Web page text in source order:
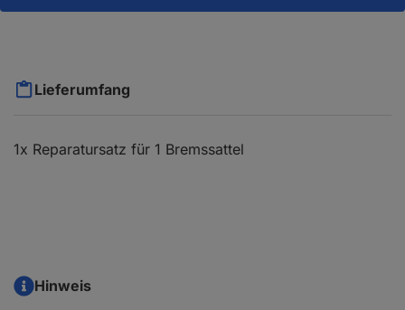
Lieferumfang
1x Reparatursatz für 1 Bremssattel
Hinweis